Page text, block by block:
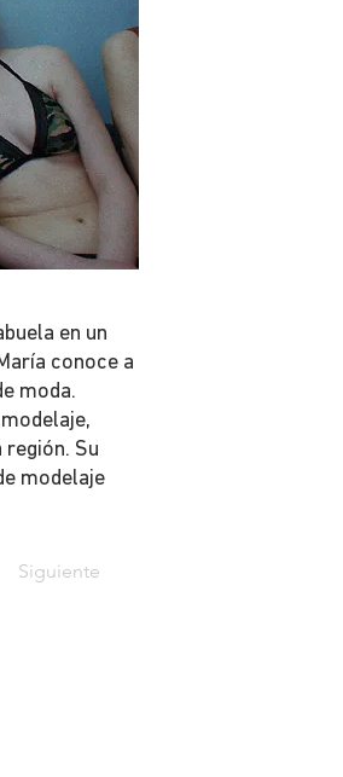
en un
conoce a
moda.
región. Su
modelaje
Siguiente